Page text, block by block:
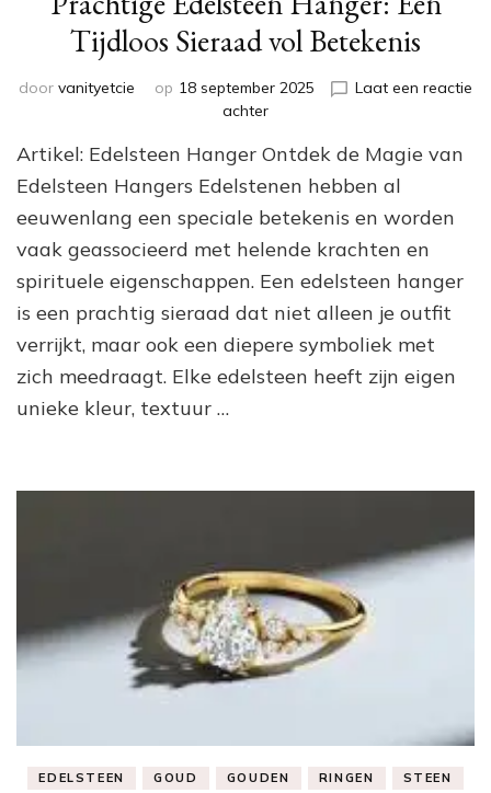
Tijdloos Sieraad vol Betekenis
door vanityetcie op 18 september 2025
Laat een reactie
achterop
Edelsteen
Hanger:
Tijdloos
Sieraad
vol
Betekenis
Artikel: Edelsteen Hanger Ontdek de Magie van
Edelsteen Hangers Edelstenen hebben al
eeuwenlang een speciale betekenis en worden
vaak geassocieerd met helende krachten en
spirituele eigenschappen. Een edelsteen hanger
is een prachtig sieraad dat niet alleen je outfit
verrijkt, maar ook een diepere symboliek met
zich meedraagt. Elke edelsteen heeft zijn eigen
unieke kleur, textuur …
EDELSTEEN GOUD GOUDEN RINGEN
STEEN